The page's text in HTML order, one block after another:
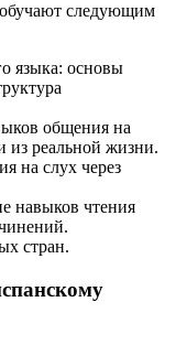
следующим
языка: основы
общения на
из реальной жизни.
на слух через
навыков чтения
стран.